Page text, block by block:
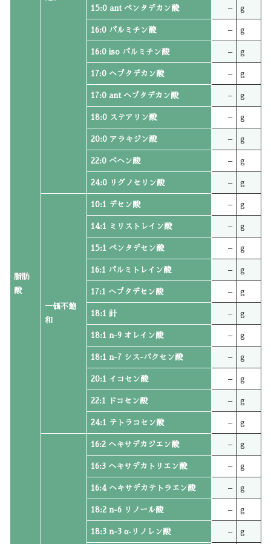
脂肪
酸
15:0 ant ペンタデカン酸 – g
16:0 パルミチン酸 – g
16:0 iso パルミチン酸 – g
17:0 ヘプタデカン酸 – g
17:0 ant ヘプタデカン酸 – g
18:0 ステアリン酸 – g
20:0 アラキジン酸 – g
22:0 ベヘン酸 – g
24:0 リグノセリン酸 – g
一価不飽
和
10:1 デセン酸 – g
14:1 ミリストレイン酸 – g
15:1 ペンタデセン酸 – g
16:1 パルミトレイン酸 – g
17:1 ヘプタデセン酸 – g
18:1 計 – g
18:1 n-9 オレイン酸 – g
18:1 n-7 シス-バクセン酸 – g
20:1 イコセン酸 – g
22:1 ドコセン酸 – g
24:1 テトラコセン酸 – g
16:2 ヘキサデカジエン酸 – g
16:3 ヘキサデカトリエン酸 – g
16:4 ヘキサデカテトラエン酸 – g
18:2 n-6 リノール酸 – g
18:3 n-3 α‐リノレン酸 – g